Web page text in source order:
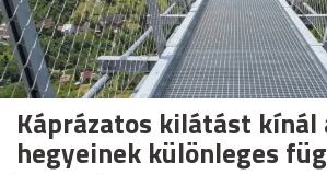
Káprázatos kilátást kínál
hegyeinek különleges